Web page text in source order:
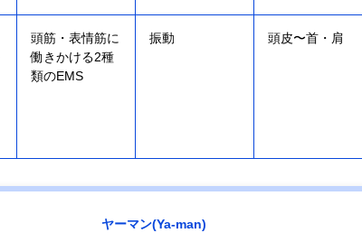
頭筋・表情筋に
働きかける2種
類のEMS
振動 頭皮〜首・肩
ヤーマン(Ya-man)